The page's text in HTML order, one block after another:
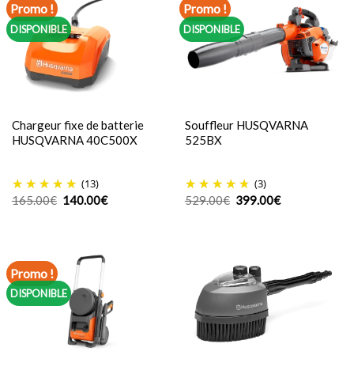
Promo !
DISPONIBLE
Chargeur fixe de batterie
HUSQVARNA 40C500X
(13)
165.00€ Le
prix
140.00€Le
prix
Promo !
DISPONIBLE
Souffleur HUSQVARNA
525BX
(3)
529.00€ Le
prix
399.00€Le
prix
Promo !
DISPONIBLE